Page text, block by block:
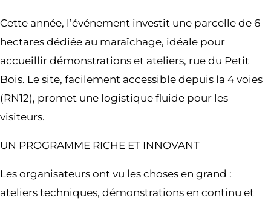
Cette année, l’événement investit une parcelle de 6
hectares dédiée au maraîchage, idéale pour
accueillir démonstrations et ateliers, rue du Petit
Bois. Le site, facilement accessible depuis la 4 voies
(RN12), promet une logistique fluide pour les
visiteurs.
UN PROGRAMME RICHE ET INNOVANT
Les organisateurs ont vu les choses en grand :
ateliers techniques, démonstrations en continu et